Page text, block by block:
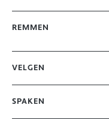
REMMEN
VELGEN
SPAKEN